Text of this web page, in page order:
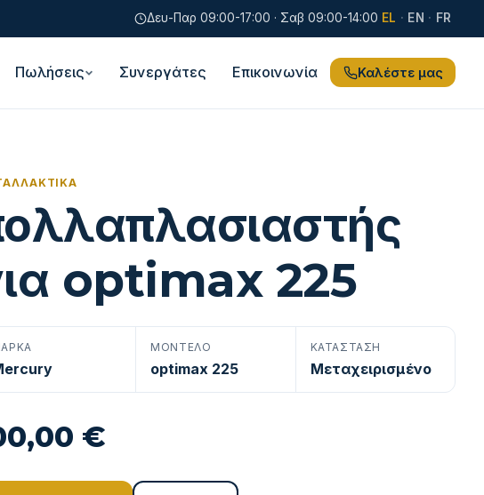
Δευ-Παρ 09:00-17:00 · Σαβ 09:00-14:00 EL · EN · FR
Πωλήσεις Συνεργάτες Επικοινωνία Καλέστε μας
optimax 225
ΜΟΝΤΈΛΟ
optimax 225
ΚΑΤΆΣΤΑΣΗ
Μεταχειρισμένο
€